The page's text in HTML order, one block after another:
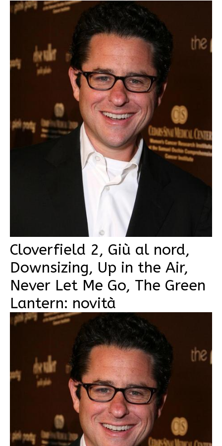
Cloverfield 2, Giù al nord,
Downsizing, Up in the Air,
Never Let Me Go, The Green
Lantern: novità